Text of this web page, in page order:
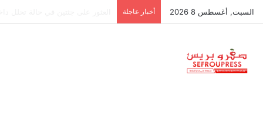
السبت, أغسطس 8 2026 أخبار عاجلة